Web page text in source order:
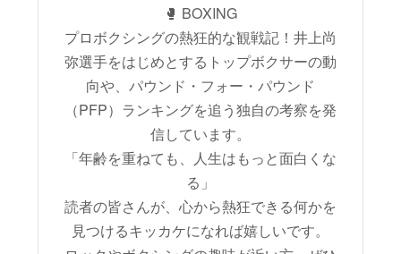
🥊 BOXING
プロボクシングの熱狂的な観戦記！井上尚
弥選手をはじめとするトップボクサーの動
向や、パウンド・フォー・パウンド
（PFP）ランキングを追う独自の考察を発
信しています。
「年齢を重ねても、人生はもっと面白くな
る」
読者の皆さんが、心から熱狂できる何かを
見つけるキッカケになれば嬉しいです。